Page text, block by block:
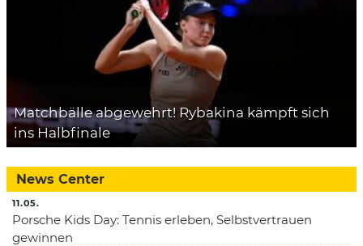
Matchbälle abgewehrt! Rybakina kämpft sich
ins Halbfinale
News Center
11.05.
Porsche Kids Day: Tennis erleben, Selbstvertrauen
gewinnen